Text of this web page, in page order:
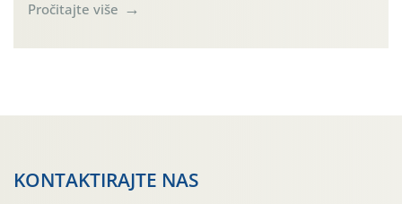
četvrtka, uz povećan rizik od toplinskog stresa za vinovu
lozu. U petak i subotu očekuje se osvježenje uz
Pročitajte više
KONTAKTIRAJTE NAS